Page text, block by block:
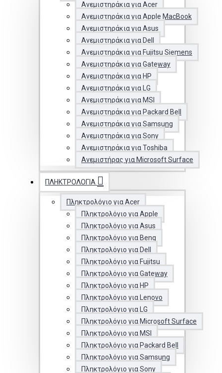
Ανεμιστηράκια για Acer
Ανεμιστηράκια για Apple MacBook
Ανεμιστηράκια για Asus
Ανεμιστηράκια για Dell
Ανεμιστηράκια για Fujitsu Siemens
Ανεμιστηράκια για Gateway
Ανεμιστηράκια για HP
Ανεμιστηράκια για LG
Ανεμιστηράκια για MSI
Ανεμιστηράκια για Packard Bell
Ανεμιστηράκια για Samsung
Ανεμιστηράκια για Sony
Ανεμιστηράκια για Toshiba
Ανεμιστήρας για Microsoft Surface
ΠΛΗΚΤΡΟΛΌΓΙΑ
Πληκτρολόγιο για Acer
Πληκτρολόγιο για Apple
Πληκτρολόγιο για Asus
Πληκτρολόγιο για Benq
Πληκτρολόγιο για Dell
Πληκτρολόγιο για Fujitsu
Πληκτρολόγιο για Gateway
Πληκτρολόγιο για HP
Πληκτρολόγιο για Lenovo
Πληκτρολόγιο για LG
Πληκτρολόγιο για Microsoft Surface
Πληκτρολόγιο για MSI
Πληκτρολόγιο για Packard Bell
Πληκτρολόγιο για Samsung
Πληκτρολόγιο για Sony